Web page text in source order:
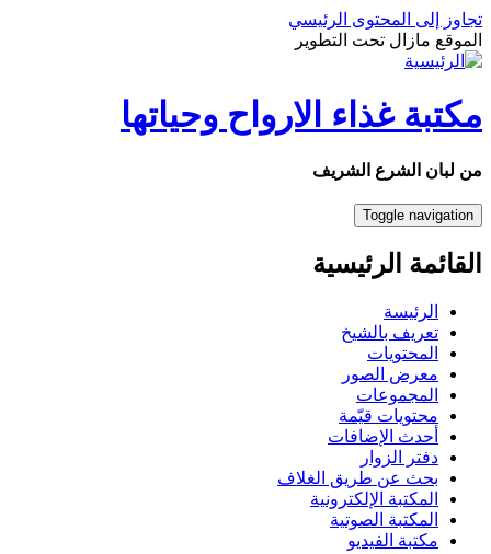
تجاوز إلى المحتوى الرئيسي
الموقع مازال تحت التطوير
مكتبة غذاء الارواح وحياتها
من لبان الشرع الشريف
Toggle navigation
القائمة الرئيسية
الرئيسة
تعريف بالشيخ
المحتويات
معرض الصور
المجموعات
محتويات قيّمة
أحدث الإضافات
دفتر الزوار
بحث عن طريق الغلاف
المكتبة الإلكترونية
المكتبة الصوتية
مكتبة الفيديو